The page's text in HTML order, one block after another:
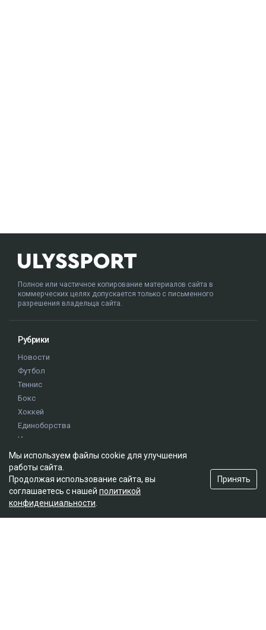
Полное или частичное копирование материалов сайта в
коммерческих целях допускается только с письменного
разрешения владельца сайта.
Рубрики
Новости
Футбол
Теннис
Бокс
Хоккей
Единоборства
Истории
Олимпиада
Редакция
О проекте
Правила сайта
Мы используем файлы cookie для улучшения
работы сайта.
Продолжая использование сайта, вы
соглашаетесь с нашей политикой
конфиденциальности
Принять